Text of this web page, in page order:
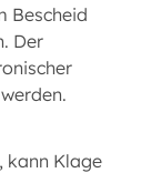
Bescheid
Der
kann Klage